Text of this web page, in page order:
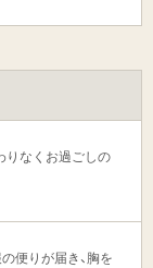
りなくお過ごしの
便りが届き、胸を